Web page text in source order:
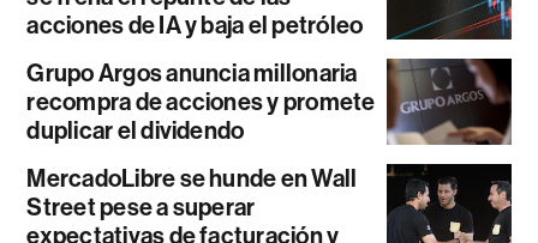
acciones de IA y baja el petróleo
Grupo Argos anuncia millonaria
recompra de acciones y promete
duplicar el dividendo
MercadoLibre se hunde en Wall
Street pese a superar
expectativas de facturación y